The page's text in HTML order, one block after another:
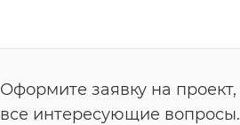
Оформите заявку на
все интересующие вопросы.